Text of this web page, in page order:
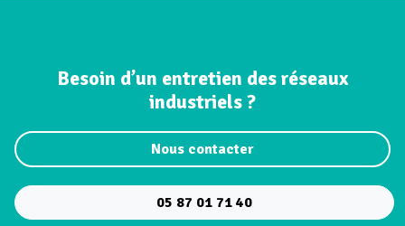
Besoin d’un entretien des réseaux
industriels ?
Nous contacter
05 87 01 71 40